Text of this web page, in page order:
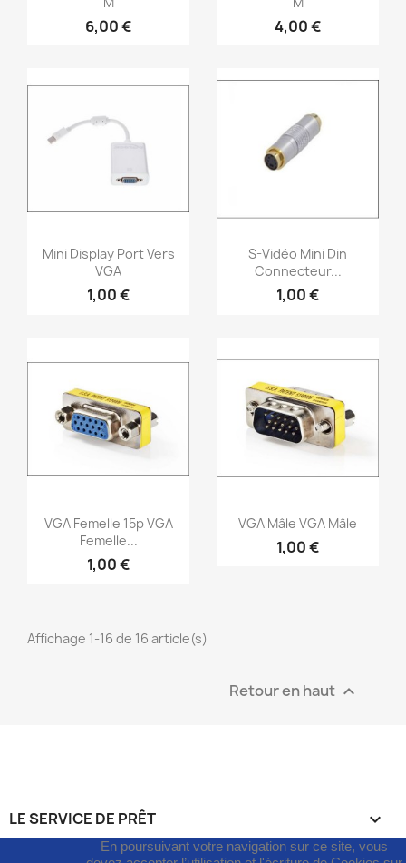
6,00 € 4,00 €
Aperçu rapide
Mini Display Port Vers
VGA
1,00 €
Aperçu rapide
S-Vidéo Mini Din
Connecteur...
1,00 €
Aperçu rapide
VGA Femelle 15p VGA
Femelle...
1,00 €
Aperçu rapide
VGA Mâle VGA Mâle
1,00 €
Affichage 1-16 de 16 article(s)
Retour en haut 
LE SERVICE DE PRÊT 
En poursuivant votre navigation sur ce site, vous